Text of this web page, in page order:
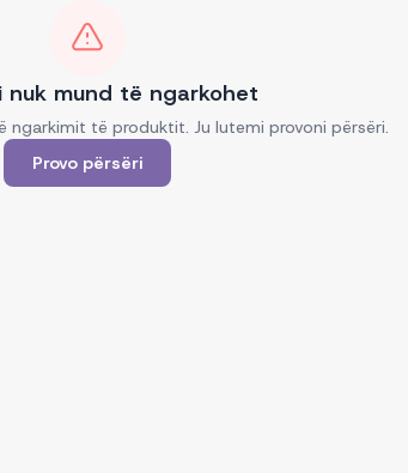
nuk mund të ngarkohet
ngarkimit të produktit. Ju lutemi provoni përsëri.
Provo përsëri